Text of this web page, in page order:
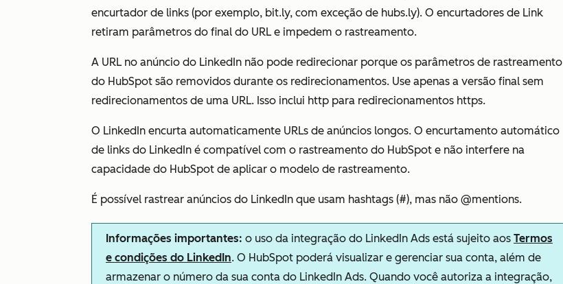
encurtador de links (por exemplo, bit.ly, com exceção de hubs.ly). O encurtadores de Link
retiram parâmetros do final do URL e impedem o rastreamento.
A URL no anúncio do LinkedIn não pode redirecionar porque os parâmetros de rastreamento
do HubSpot são removidos durante os redirecionamentos. Use apenas a versão final sem
redirecionamentos de uma URL. Isso inclui http para redirecionamentos https.
O LinkedIn encurta automaticamente URLs de anúncios longos. O encurtamento automático
de links do LinkedIn é compatível com o rastreamento do HubSpot e não interfere na
capacidade do HubSpot de aplicar o modelo de rastreamento.
É possível rastrear anúncios do LinkedIn que usam hashtags (#), mas não @mentions.
Informações importantes: o uso da integração do LinkedIn Ads está sujeito aos Termos
e condições do LinkedIn. O HubSpot poderá visualizar e gerenciar sua conta, além de
armazenar o número da sua conta do LinkedIn Ads. Quando você autoriza a integração,